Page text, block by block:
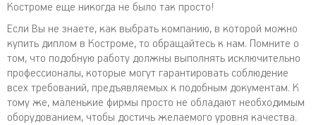
Костроме еще никогда не было так просто!
Если Вы не знаете, как выбрать компанию, в которой можно
купить диплом в Костроме, то обращайтесь к нам. Помните о
том, что подобную работу должны выполнять исключительно
профессионалы, которые могут гарантировать соблюдение
всех требований, предъявляемых к подобным документам. К
тому же, маленькие фирмы просто не обладают необходимым
оборудованием, чтобы достичь желаемого уровня качества.